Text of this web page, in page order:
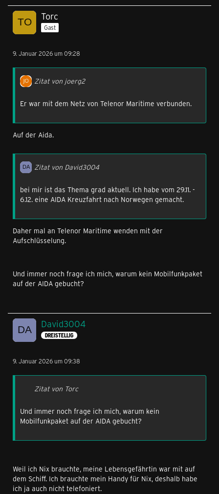
Torc
Gast
9. Januar 2026 um 09:28
Zitat von joerg2
Er war mit dem Netz von Telenor Maritime verbunden.
Auf der Aida.
Zitat von David3004
bei mir ist das Thema grad aktuell. Ich habe vom 29.11. -
6.12. eine AIDA Kreuzfahrt nach Norwegen gemacht.
Daher mal an Telenor Maritime wenden mit der
Aufschlüsselung.
Und immer noch frage ich mich, warum kein Mobilfunkpaket
auf der AIDA gebucht?
David3004
DREISTELLIG
9. Januar 2026 um 09:38
Zitat von Torc
Und immer noch frage ich mich, warum kein
Mobilfunkpaket auf der AIDA gebucht?
Weil ich Nix brauchte, meine Lebensgefährtin war mit auf
dem Schiff. Ich brauchte mein Handy für Nix, deshalb habe
ich ja auch nicht telefoniert.